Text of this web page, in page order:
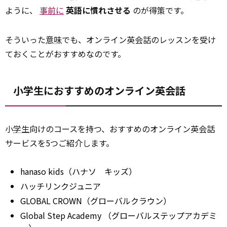
ように、 事前に 英語に慣れさせる のが得策です。
そういった意味でも、オンライン英会話のレッスンを受け
ておくことがおすすめなのです。
小学生におすすめのオンライン英会話
小学生向けのコースを持つ、おすすめのオンライン英会話
サービスを5つご紹介します。
hanaso kids（ハナソ キッズ）
ハッチリンクジュニア
GLOBAL CROWN（グローバルクラウン）
Global StepAcademy （グローバルステップアカデミ